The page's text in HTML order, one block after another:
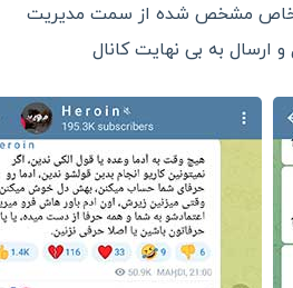
خاص مشخص شده از سمت مدیریت
ارسال به بی نهایت کانال